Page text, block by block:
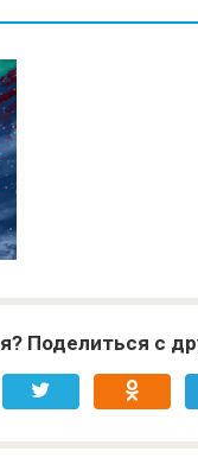
Поделиться с